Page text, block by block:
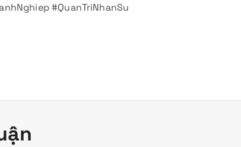
#QuanTriNhanSu